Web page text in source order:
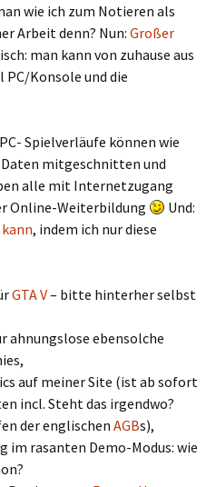
wie ich zum Notieren als
Arbeit denn? Nun: Großer
man kann von zuhause aus
PC/Konsole und die
Spielverläufe können wie
mitgeschnitten und
alle mit Internetzugang
Online-Weiterbildung
Und:
, indem ich nur diese
GTA V– bitte hinterher selbst
ahnungslose ebensolche
auf meiner Site (ist ab sofort
incl. Steht das irgendwo?
der englischen AGBs),
im rasanten Demo-Modus: wie